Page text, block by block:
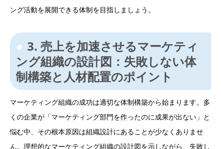
ング活動を展開できる体制を目指しましょう。
3. 売上を加速させるマーケティ
ング組織の設計図：失敗しない体
制構築と人材配置のポイント
マーケティング組織の成功は適切な体制構築から始まります。多
くの企業が「マーケティング部門を作ったのに成果が出ない」と
悩む中、その根本原因は組織設計にあることが少なくありませ
ん。理想的なマーケティング組織の設計図を示しながら、失敗し